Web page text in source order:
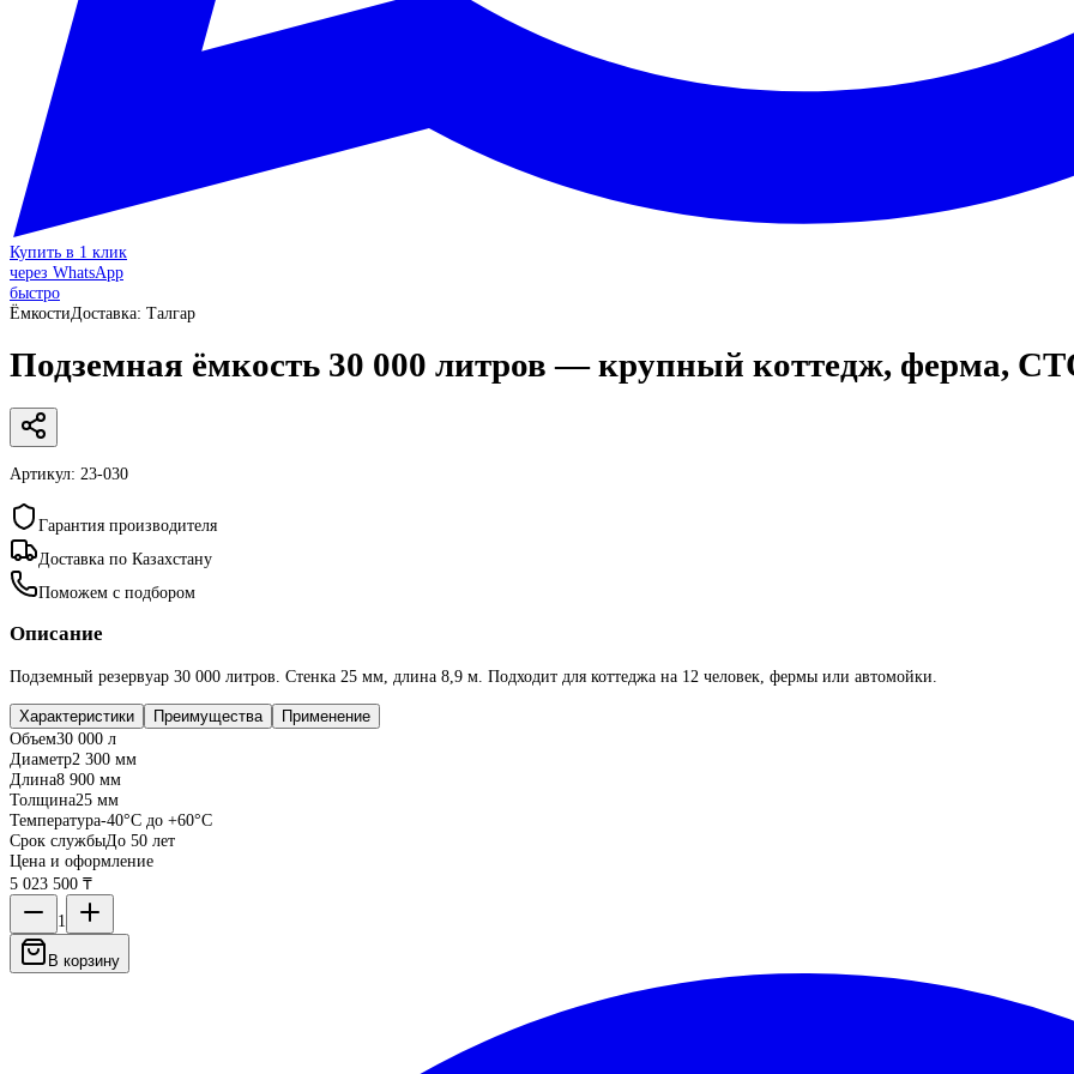
Купить в 1 клик
через WhatsApp
быстро
ЁмкостиДоставка: Талгар
Подземная ёмкость 30 000 литров — крупный коттедж, ферма,
Артикул: 23-030
Гарантия производителя
Доставка по Казахстану
Поможем с подбором
Описание
Подземный резервуар 30 000 литров. Стенка 25 мм, длина 8,9 м. Подходит для коттеджа на 12 человек, фермы или автомойки.
Характеристики Преимущества Применение
Объем30 000 л
Диаметр2 300 мм
Длина8 900 мм
Толщина25 мм
Температура-40°C до +60°C
Срок службыДо 50 лет
Цена и оформление
5 023 500 ₸
1
В корзину